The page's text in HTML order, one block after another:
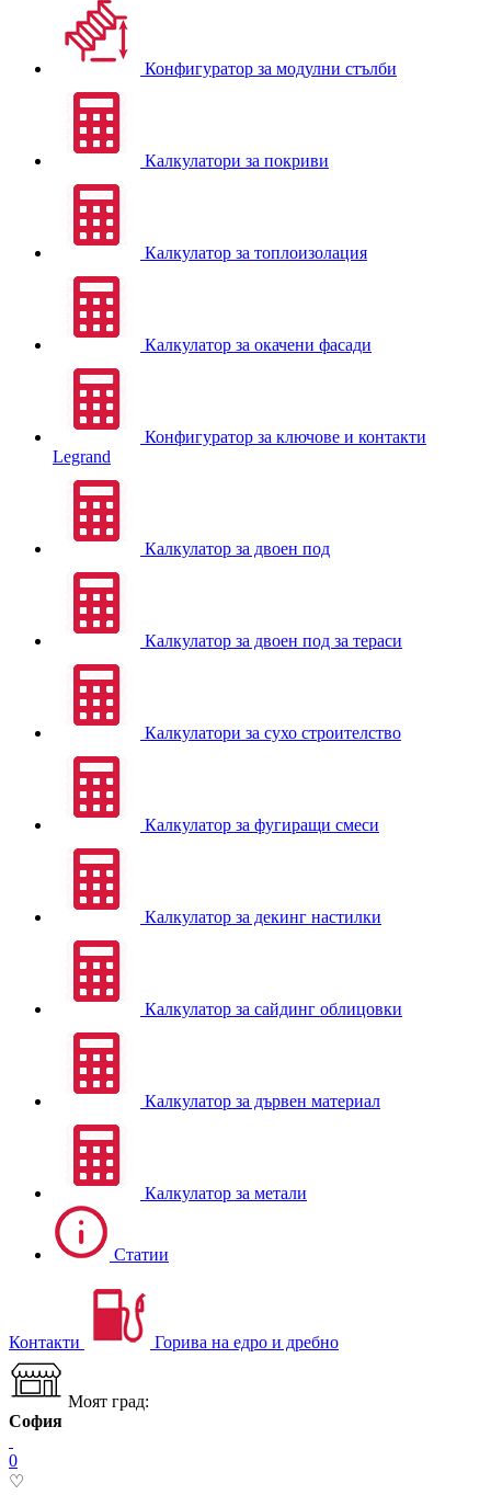
Конфигуратор за модулни стълби
Калкулатори за покриви
Калкулатор за топлоизолация
Калкулатор за окачени фасади
Конфигуратор за ключове и контакти
Legrand
Калкулатор за двоен под
Калкулатор за двоен под за тераси
Калкулатори за сухо строителство
Калкулатор за фугиращи смеси
Калкулатор за декинг настилки
Калкулатор за сайдинг облицовки
Калкулатор за дървен материал
Калкулатор за метали
Статии
Контакти Горива на едро и дребно
Моят град:
София
0
♡